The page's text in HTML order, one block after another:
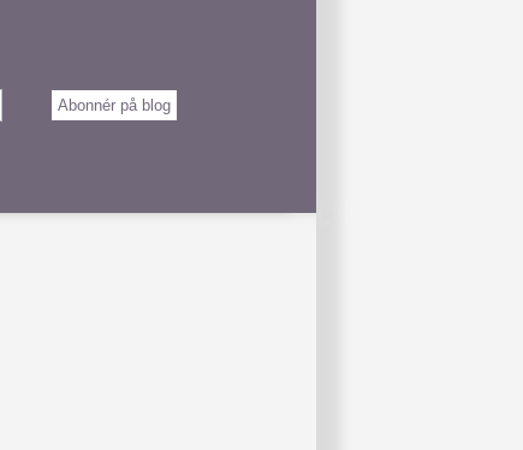
Abonnér på blog